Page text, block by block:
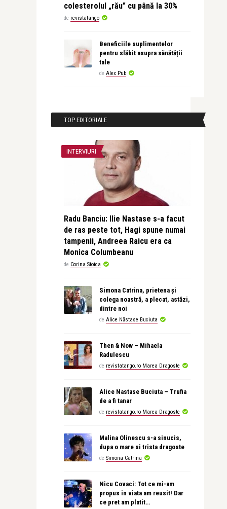
colesterolul „rău” cu până la 30%
de revistatango
Beneficiile suplimentelor
pentru slăbit asupra sănătății
tale
de Alex Pub
TOP EDITORIALE
INTERVIURI
Radu Banciu: Ilie Nastase s-a facut
de ras peste tot, Hagi spune numai
tampenii, Andreea Raicu era ca
Monica Columbeanu
de Corina Stoica
Simona Catrina, prietena și
colega noastră, a plecat, astăzi,
dintre noi
de Alice Năstase Buciuta
Then & Now – Mihaela
Radulescu
de revistatango.ro Marea Dragoste
Alice Nastase Buciuta – Trufia
de a fi tanar
de revistatango.ro Marea Dragoste
Malina Olinescu s-a sinucis,
dupa o mare si trista dragoste
de Simona Catrina
Nicu Covaci: Tot ce mi-am
propus in viata am reusit! Dar
ce pret am platit…